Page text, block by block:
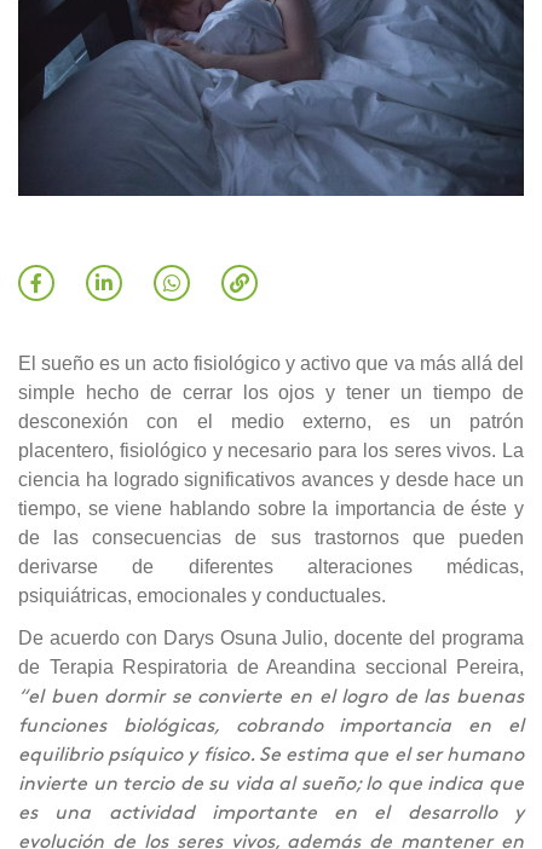
El sueño es un acto fisiológico y activo que va más allá del
simple hecho de cerrar los ojos y tener un tiempo de
desconexión con el medio externo, es un patrón
placentero, fisiológico y necesario para los seres vivos. La
ciencia ha logrado significativos avances y desde hace un
tiempo, se viene hablando sobre la importancia de éste y
de las consecuencias de sus trastornos que pueden
derivarse de diferentes alteraciones médicas,
psiquiátricas, emocionales y conductuales.
De acuerdo con Darys Osuna Julio, docente del programa
de Terapia Respiratoria de Areandina seccional Pereira,
“el buen dormir se convierte en el logro de las buenas
funciones biológicas, cobrando importancia en el
equilibrio psíquico y físico. Se estima que el ser humano
invierte un tercio de su vida al sueño; lo que indica que
es una actividad importante en el desarrollo y
evolución de los seres vivos, además de mantener en